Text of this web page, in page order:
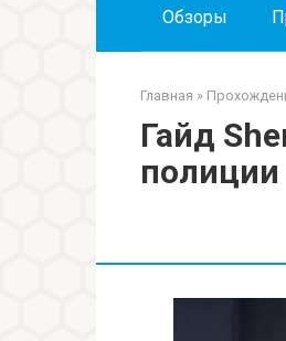
Обзоры
Главная »
Гайд
полиции